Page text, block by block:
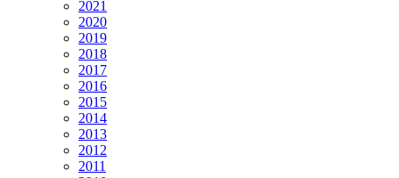
2021
2020
2019
2018
2017
2016
2015
2014
2013
2012
2011